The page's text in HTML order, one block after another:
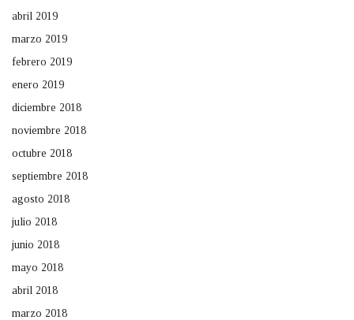
abril 2019
marzo 2019
febrero 2019
enero 2019
diciembre 2018
noviembre 2018
octubre 2018
septiembre 2018
agosto 2018
julio 2018
junio 2018
mayo 2018
abril 2018
marzo 2018